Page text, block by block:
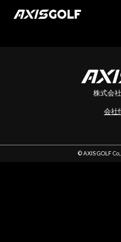
株式会
会社
© AXIS GOLF